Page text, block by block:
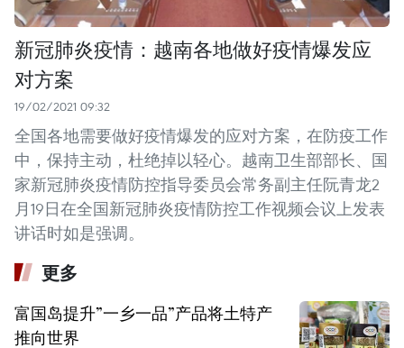
新冠肺炎疫情：越南各地做好疫情爆发应
对方案
19/02/2021 09:32
全国各地需要做好疫情爆发的应对方案，在防疫工作
中，保持主动，杜绝掉以轻心。越南卫生部部长、国
家新冠肺炎疫情防控指导委员会常务副主任阮青龙2
月19日在全国新冠肺炎疫情防控工作视频会议上发表
讲话时如是强调。
更多
富国岛提升”一乡一品”产品将土特产
推向世界